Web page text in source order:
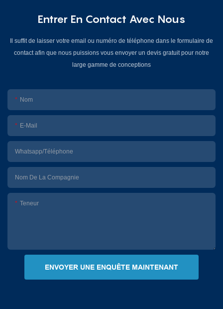
Entrer En Contact Avec Nous
Il suffit de laisser votre email ou numéro de téléphone dans le formulaire de
contact afin que nous puissions vous envoyer un devis gratuit pour notre
large gamme de conceptions
Nom
E-Mail
Whatsapp/Téléphone
Nom De La Compagnie
Teneur
ENVOYER UNE ENQUÊTE MAINTENANT